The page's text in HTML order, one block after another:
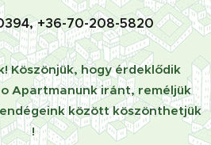
+36-70-208-5820
Köszönjük, hogy érdeklődik
Apartmanunk iránt, reméljük
között köszönthetjük
!